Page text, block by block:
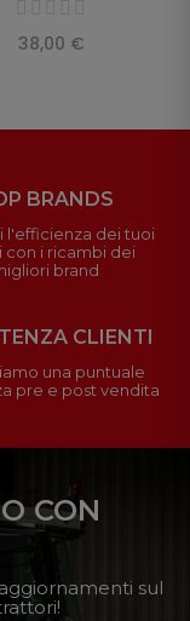
38,00 €
BRANDS
l'efficienza dei tuoi
con i ricambi dei
brand
CLIENTI
una puntuale
pre e post vendita
CON
sul